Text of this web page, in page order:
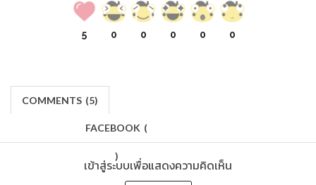
5 0 0 0 0 0
COMMENTS (5)
FACEBOOK (
)
เข้าสู่ระบบเพื่อแสดงความคิดเห็น